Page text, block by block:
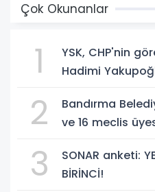
Çok Okunanlar
1
YSK, CHP'nin
Hadimi
2
Bandırma
ve 16 meclis
3
SONAR anketi:
BİRİNCİ!